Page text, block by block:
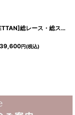
[ERUKEI/SETTAN]総レース・総スパンコール・刺?・Vネック・ノースリーブ・フレア・Aライン・ロングドレス[送料無料]
39,600円(税込)